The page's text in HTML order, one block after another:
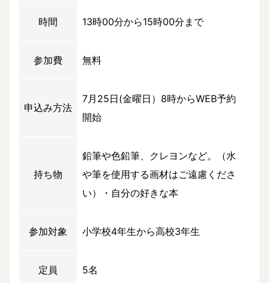
時間 13時00分から15時00分まで
参加費 無料
申込み方法
7月25日(金曜日）8時からWEB予約
開始
持ち物
鉛筆や色鉛筆、クレヨンなど。（水
や筆を使用する画材はご遠慮くださ
い）・自分の好きな本
参加対象 小学校4年生から高校3年生
定員 5名